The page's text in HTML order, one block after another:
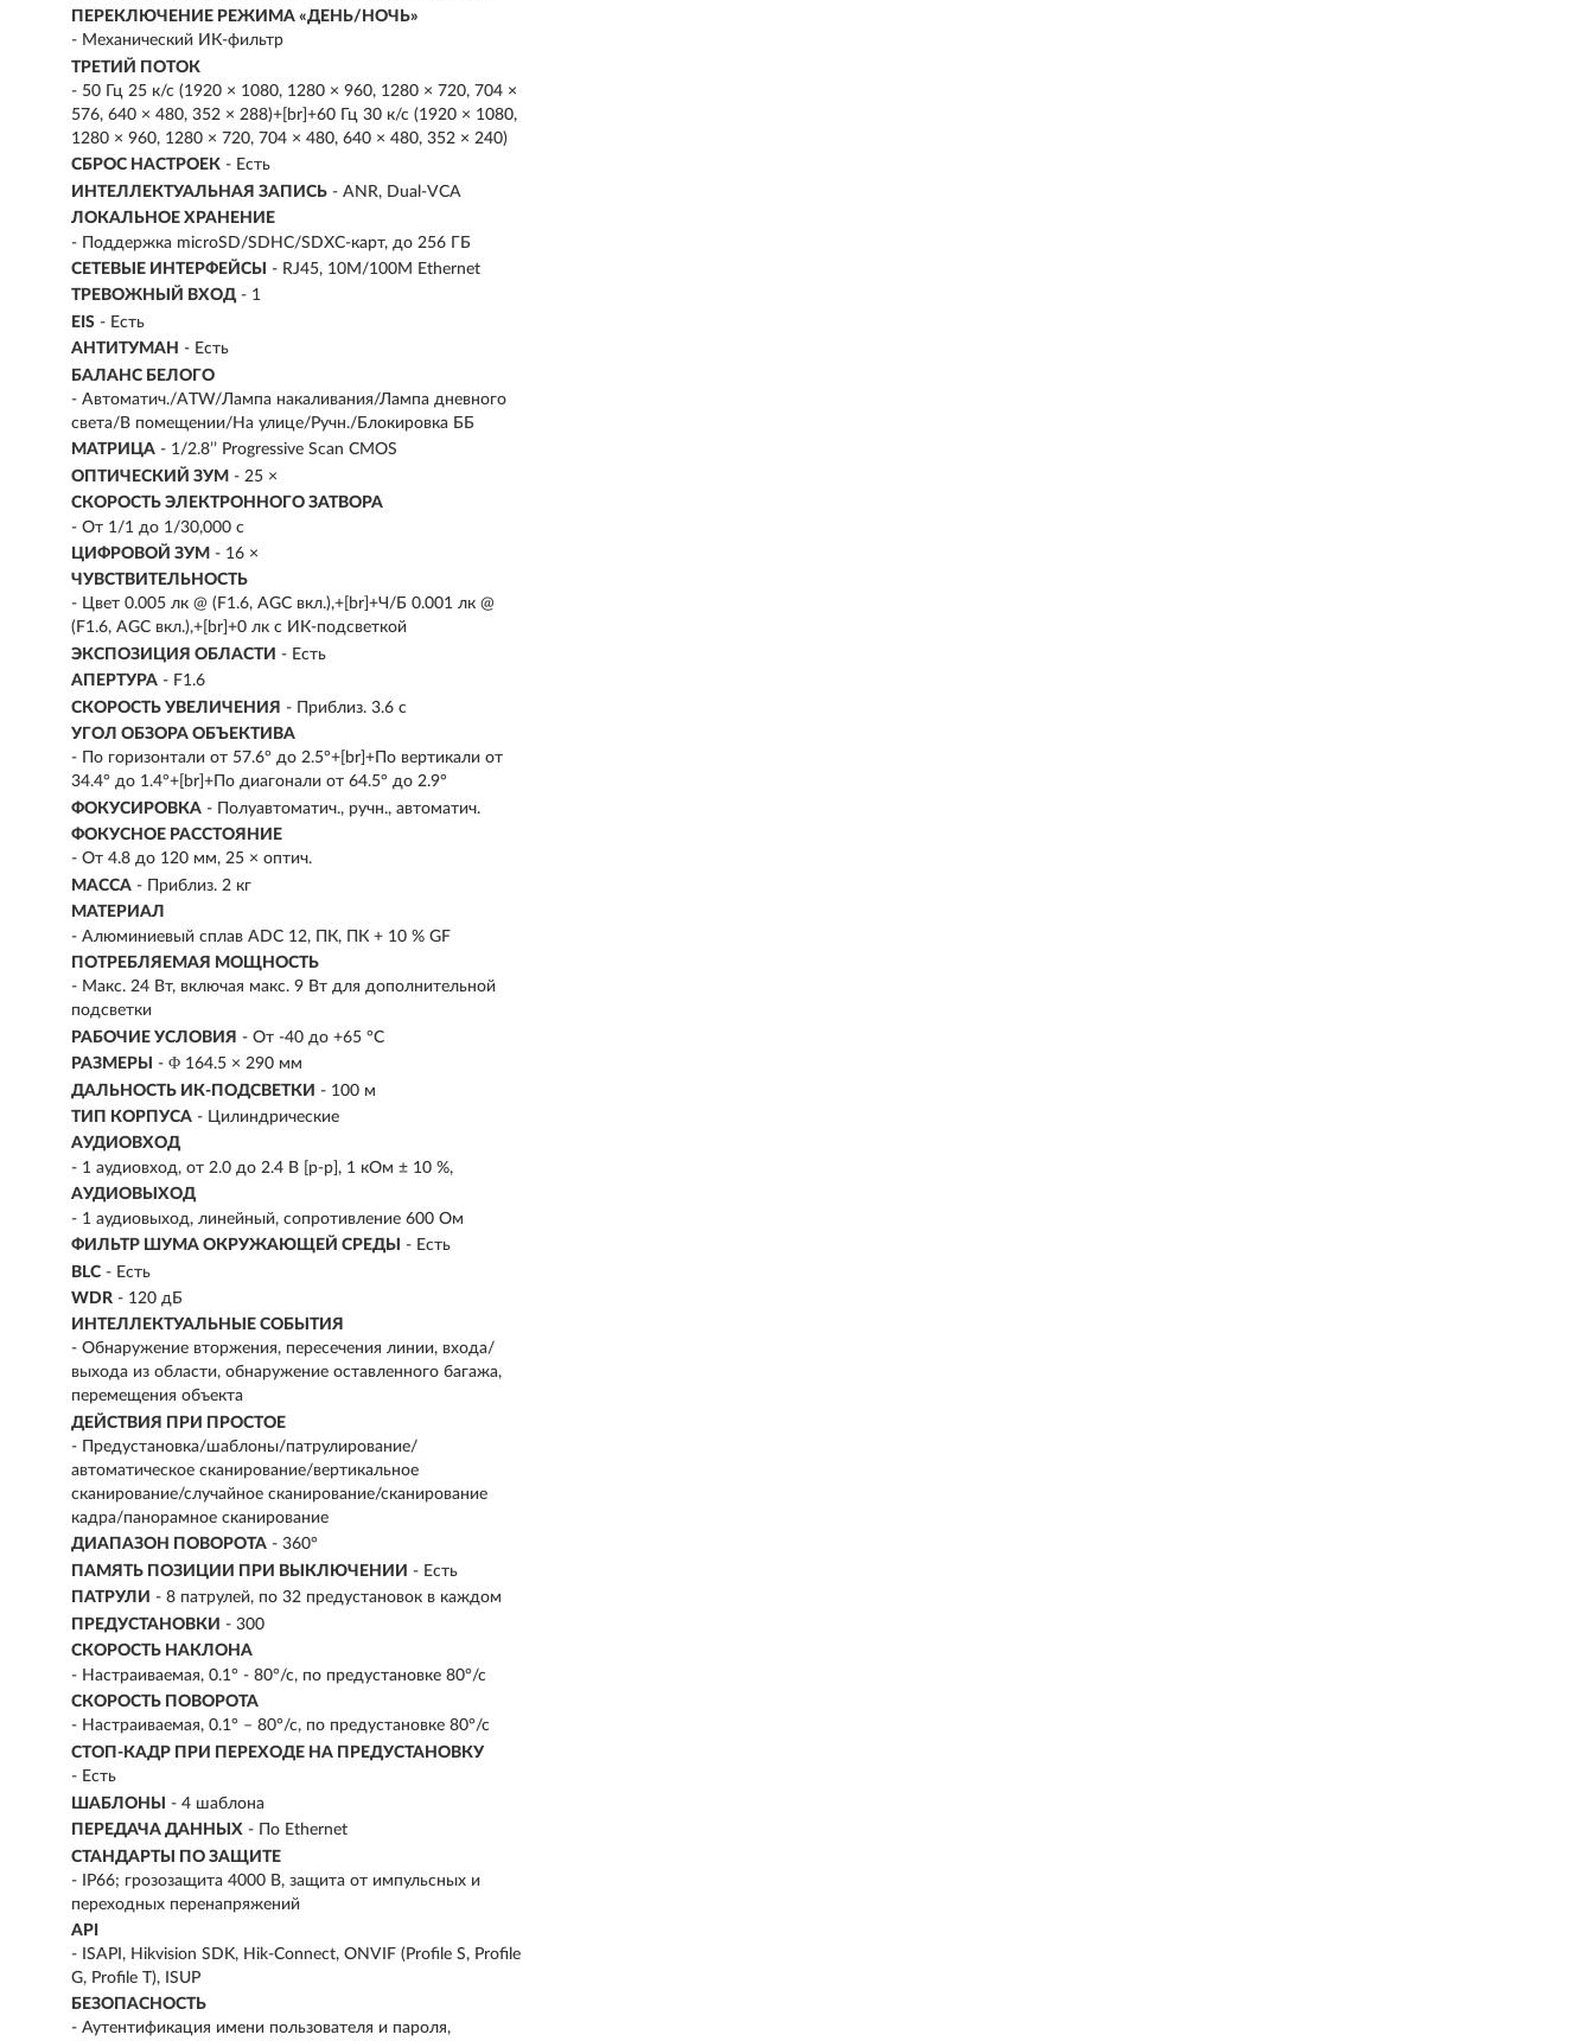
ПЕРЕКЛЮЧЕНИЕ РЕЖИМА «ДЕНЬ/НОЧЬ»
- Механический ИК-фильтр
ТРЕТИЙ ПОТОК
- 50 Гц 25 к/с (1920 × 1080, 1280 × 960, 1280 × 720, 704 ×
576, 640 × 480, 352 × 288)+[br]+60 Гц 30 к/с (1920 × 1080,
1280 × 960, 1280 × 720, 704 × 480, 640 × 480, 352 × 240)
СБРОС НАСТРОЕК - Есть
ИНТЕЛЛЕКТУАЛЬНАЯ ЗАПИСЬ - ANR, Dual-VCA
ЛОКАЛЬНОЕ ХРАНЕНИЕ
- Поддержка microSD/SDHC/SDXC-карт, до 256 ГБ
СЕТЕВЫЕ ИНТЕРФЕЙСЫ
- RJ45, 10M/100M Ethernet
ТРЕВОЖНЫЙ ВХОД - 1
EIS - Есть
АНТИТУМАН - Есть
БАЛАНС БЕЛОГО
- Автоматич./ATW/Лампа накаливания/Лампа дневного
света/В помещении/На улице/Ручн./Блокировка ББ
МАТРИЦА - 1/2.8’’ Progressive Scan CMOS
ОПТИЧЕСКИЙ ЗУМ - 25 ×
СКОРОСТЬ ЭЛЕКТРОННОГО ЗАТВОРА
- От 1/1 до 1/30,000 с
ЦИФРОВОЙ ЗУМ - 16 ×
ЧУВСТВИТЕЛЬНОСТЬ
- Цвет 0.005 лк @ (F1.6, AGC вкл.),+[br]+Ч/Б 0.001 лк @
(F1.6, AGC вкл.),+[br]+0 лк с ИК-подсветкой
ЭКСПОЗИЦИЯ ОБЛАСТИ - Есть
АПЕРТУРА - F1.6
СКОРОСТЬ УВЕЛИЧЕНИЯ - Приблиз. 3.6 с
УГОЛ ОБЗОРА ОБЪЕКТИВА
- По горизонтали от 57.6° до 2.5°+[br]+По вертикали от
34.4° до 1.4°+[br]+По диагонали от 64.5° до 2.9°
ФОКУСИРОВКА - Полуавтоматич., ручн., автоматич.
ФОКУСНОЕ РАССТОЯНИЕ
- От 4.8 до 120 мм, 25 × оптич.
МАССА - Приблиз. 2 кг
МАТЕРИАЛ
- Алюминиевый сплав ADC 12, ПК, ПК + 10 % GF
ПОТРЕБЛЯЕМАЯ МОЩНОСТЬ
- Макс. 24 Вт, включая макс. 9 Вт для дополнительной
подсветки
РАБОЧИЕ УСЛОВИЯ - От -40 до +65 °C
РАЗМЕРЫ
- Φ 164.5 × 290 мм
ДАЛЬНОСТЬ ИК-ПОДСВЕТКИ - 100 м
ТИП КОРПУСА - Цилиндрические
АУДИОВХОД
- 1 аудиовход, от 2.0 до 2.4 В [p-p], 1 кОм ± 10 %,
АУДИОВЫХОД
- 1 аудиовыход, линейный, сопротивление 600 Ом
ФИЛЬТР ШУМА ОКРУЖАЮЩЕЙ СРЕДЫ
- Есть
BLC - Есть
WDR - 120 дБ
ИНТЕЛЛЕКТУАЛЬНЫЕ СОБЫТИЯ
- Обнаружение вторжения, пересечения линии, входа/
выхода из области, обнаружение оставленного багажа,
перемещения объекта
ДЕЙСТВИЯ ПРИ ПРОСТОЕ
- Предустановка/шаблоны/патрулирование/
автоматическое сканирование/вертикальное
сканирование/случайное сканирование/сканирование
кадра/панорамное сканирование
ДИАПАЗОН ПОВОРОТА - 360°
ПАМЯТЬ ПОЗИЦИИ ПРИ ВЫКЛЮЧЕНИИ - Есть
ПАТРУЛИ - 8 патрулей, по 32 предустановок в каждом
ПРЕДУСТАНОВКИ - 300
СКОРОСТЬ НАКЛОНА
- Настраиваемая, 0.1° - 80°/с, по предустановке 80°/с
СКОРОСТЬ ПОВОРОТА
- Настраиваемая, 0.1° – 80°/с, по предустановке 80°/с
СТОП-КАДР ПРИ ПЕРЕХОДЕ НА ПРЕДУСТАНОВКУ
- Есть
ШАБЛОНЫ
- 4 шаблона
ПЕРЕДАЧА ДАННЫХ - По Ethernet
СТАНДАРТЫ ПО ЗАЩИТЕ
- IP66; грозозащита 4000 В, защита от импульсных и
переходных перенапряжений
API
- ISAPI, Hikvision SDK, Hik-Connect, ONVIF (Profile S, Profile
G, Profile T), ISUP
БЕЗОПАСНОСТЬ
- Аутентификация имени пользователя и пароля,